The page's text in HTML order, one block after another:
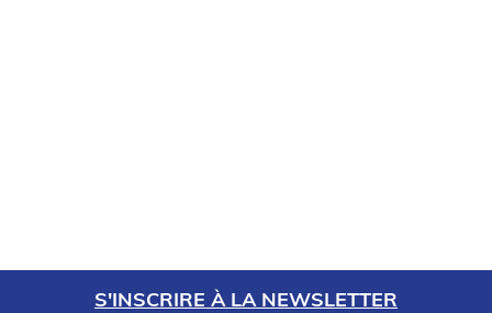
S'INSCRIRE À LA NEWSLETTER